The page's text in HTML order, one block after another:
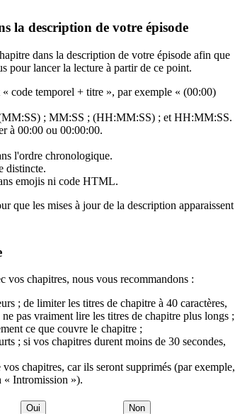
la description de votre épisode
dans la description de votre épisode afin que
pour lancer la lecture à partir de ce point.
code temporel + titre », par exemple « (00:00)
(MM:SS) ; MM:SS ; (HH:MM:SS) ; et HH:MM:SS.
à 00:00 ou 00:00:00.
l'ordre chronologique.
distincte.
emojis ni code HTML.
que les mises à jour de la description apparaissent
vos chapitres, nous vous recommandons :
; de limiter les titres de chapitre à 40 caractères,
pas vraiment lire les titres de chapitre plus longs ;
ce que couvre le chapitre ;
; si vos chapitres durent moins de 30 secondes,
chapitres, car ils seront supprimés (par exemple,
« Intromission »).
Oui Non